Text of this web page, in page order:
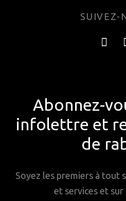
SUIVEZ-
Abonnez-
infolettre et
de
Soyez les premiers à tout
et services et sur